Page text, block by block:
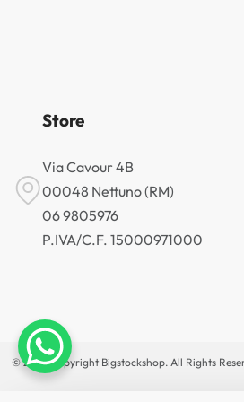
Store
Via Cavour 4B
00048 Nettuno (RM)
06 9805976
P.IVA/C.F. 15000971000
© 2026 Copyright Bigstockshop. All Rights